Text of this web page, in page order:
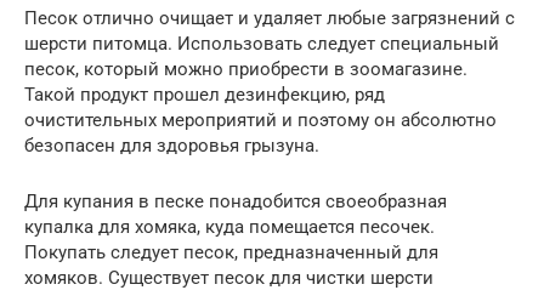
Песок отлично очищает и удаляет любые загрязнений с
шерсти питомца. Использовать следует специальный
песок, который можно приобрести в зоомагазине.
Такой продукт прошел дезинфекцию, ряд
очистительных мероприятий и поэтому он абсолютно
безопасен для здоровья грызуна.
Для купания в песке понадобится своеобразная
купалка для хомяка, куда помещается песочек.
Покупать следует песок, предназначенный для
хомяков. Существует песок для чистки шерсти